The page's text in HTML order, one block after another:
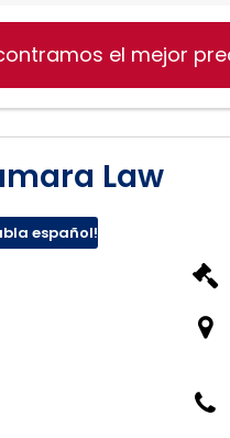
de familia
de niños
el mejor
Law
español!